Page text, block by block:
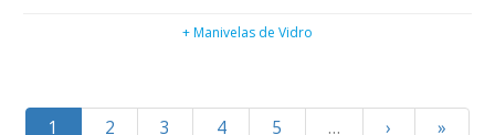
+ Manivelas de Vidro
1 2 3 4 5 … › »